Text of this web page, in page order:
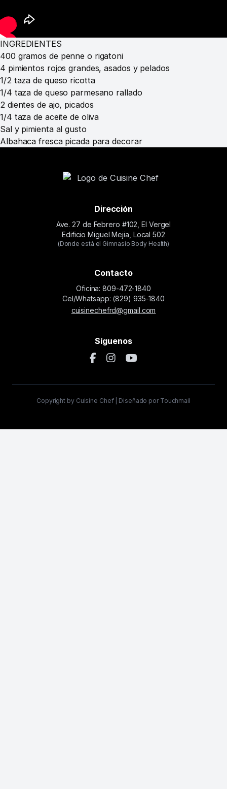
INGREDIENTES
400 gramos de penne o rigatoni
4 pimientos rojos grandes, asados y pelados
1/2 taza de queso ricotta
1/4 taza de queso parmesano rallado
2 dientes de ajo, picados
1/4 taza de aceite de oliva
Sal y pimienta al gusto
Albahaca fresca picada para decorar
Dirección
Ave. 27 de Febrero #102, El Vergel
Edificio Miguel Mejia, Local 502
(Donde está el Gimnasio Body Health)
Contacto
Oficina: 809-472-1840
Cel/Whatsapp: (829) 935-1840
cuisinechefrd@gmail.com
Síguenos
Copyright by Cuisine Chef | Diseñado por Touchmail